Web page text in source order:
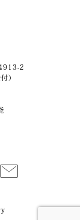
2
）